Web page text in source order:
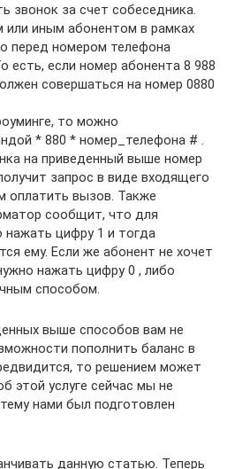
звонок за счет собеседника.
или иным абонентом в рамках
перед номером телефона
есть, если номер абонента 8 988
совершаться на номер 0880
то можно
* 880 * номер_телефона # .
на приведенный выше номер
запрос в виде входящего
оплатить вызов. Также
сообщит, что для
нажать цифру 1 и тогда
ему. Если же абонент не хочет
нажать цифру 0 , либо
способом.
выше способов вам не
пополнить баланс в
то решением может
этой услуге сейчас мы не
нами был подготовлен
данную статью. Теперь